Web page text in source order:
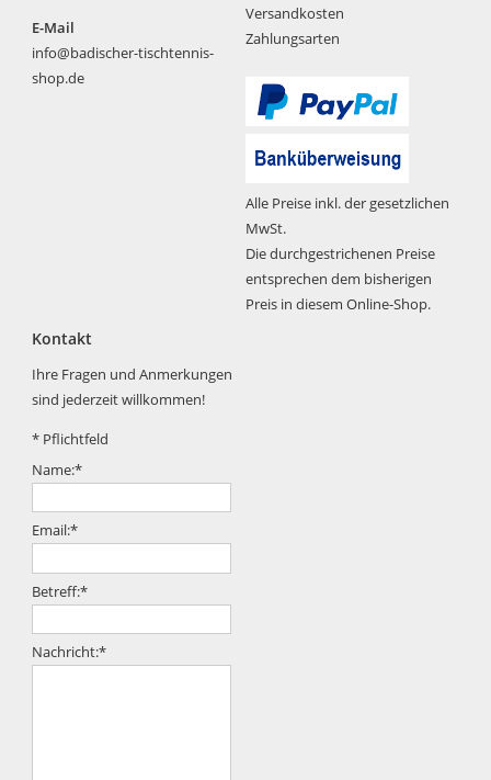
E-Mail
info@badischer-tischtennis-
shop.de
Versandkosten
Zahlungsarten
Alle Preise inkl. der gesetzlichen
MwSt.
Die durchgestrichenen Preise
entsprechen dem bisherigen
Preis in diesem Online-Shop.
Kontakt
Ihre Fragen und Anmerkungen
sind jederzeit willkommen!
* Pflichtfeld
Name:*
Email:*
Betreff:*
Nachricht:*